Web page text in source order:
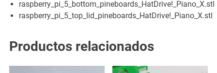
raspberry_pi_5_bottom_pineboards_HatDrive!_Piano_X.stl
raspberry_pi_5_top_lid_pineboards_HatDrive!_Piano_X.stl
Productos relacionados